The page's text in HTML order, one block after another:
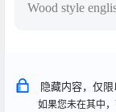
Wood style
隐藏内容，仅
如果您未在其中